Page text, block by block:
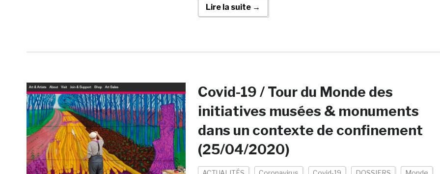
Lire la suite →
Covid-19 / Tour du Monde des
initiatives musées & monuments
dans un contexte de confinement
(25/04/2020)